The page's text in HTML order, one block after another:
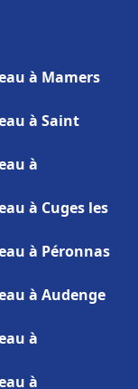
à Mamers
à Saint
à
à Cuges les
à Péronnas
à Audenge
à
à